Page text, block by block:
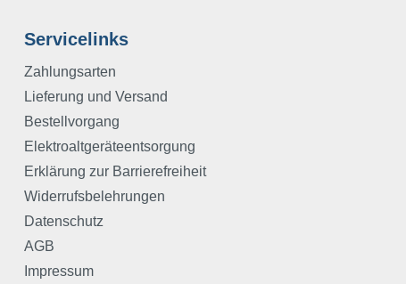
Servicelinks
Zahlungsarten
Lieferung und Versand
Bestellvorgang
Elektroaltgeräteentsorgung
Erklärung zur Barrierefreiheit
Widerrufsbelehrungen
Datenschutz
AGB
Impressum